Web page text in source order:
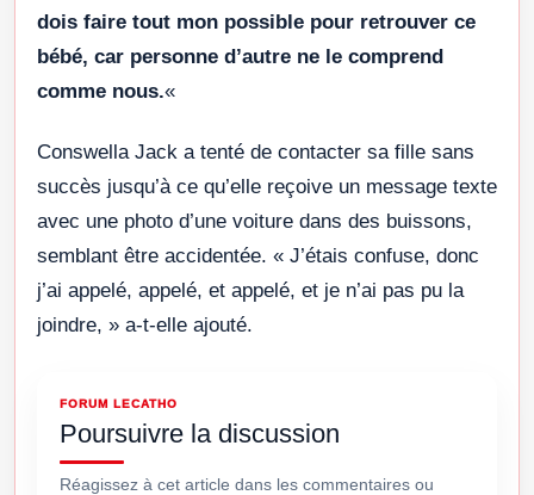
dois faire tout mon possible pour retrouver ce
bébé, car personne d’autre ne le comprend
comme nous.«
Conswella Jack a tenté de contacter sa fille sans
succès jusqu’à ce qu’elle reçoive un message texte
avec une photo d’une voiture dans des buissons,
semblant être accidentée. « J’étais confuse, donc
j’ai appelé, appelé, et appelé, et je n’ai pas pu la
joindre, » a-t-elle ajouté.
FORUM LECATHO
Poursuivre la discussion
Réagissez à cet article dans les commentaires ou